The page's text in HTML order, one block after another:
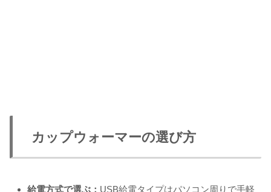
カップウォーマーの選び方
給電方式で選ぶ： USB給電タイプはパソコン周りで手軽